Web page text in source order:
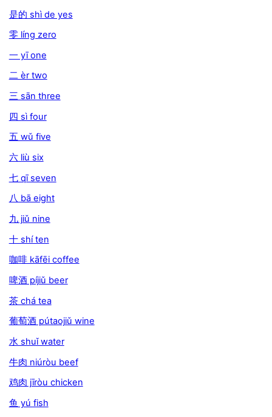
是的 shì de yes
零 líng zero
一 yī one
二 èr two
三 sān three
四 sì four
五 wǔ five
六 liù six
七 qī seven
八 bā eight
九 jiǔ nine
十 shí ten
咖啡 kāfēi coffee
啤酒 píjiǔ beer
茶 chá tea
葡萄酒 pútaojiǔ wine
水 shuǐ water
牛肉 niúròu beef
鸡肉 jīròu chicken
鱼 yú fish